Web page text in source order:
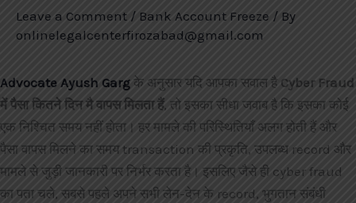
Leave a Comment / Bank Account Freeze / By
onlinelegalcenterfirozabad@gmail.com
Advocate Ayush Garg के अनुसार यदि आपका सवाल है Cyber Fraud
में पैसा कितने दिन मै वापस मिलता हैं, तो इसका सीधा जवाब है कि इसका कोई
एक निश्चित समय नहीं होता। हर मामले की परिस्थितियाँ अलग होती हैं और
पैसा वापस मिलने का समय transaction की प्रकृति, उपलब्ध record और
मामले से जुड़ी जानकारी पर निर्भर करता है। इसलिए जैसे ही cyber fraud
का पता चले, सबसे पहले अपने सभी लेन-देन के record, भुगतान संबंधी